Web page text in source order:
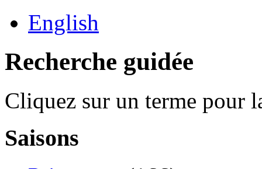
English
Recherche guidée
Cliquez sur un terme pour
Saisons